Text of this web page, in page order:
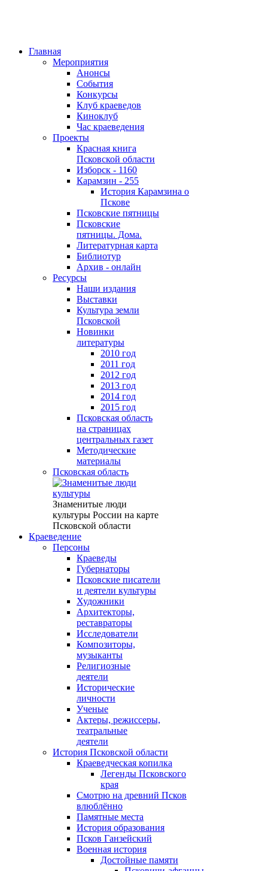
Главная
Мероприятия
Анонсы
События
Конкурсы
Клуб краеведов
Киноклуб
Час краеведения
Проекты
Красная книга
Псковской области
Изборск - 1160
Карамзин - 255
История Карамзина о
Пскове
Псковские пятницы
Псковские
пятницы. Дома.
Литературная карта
Библиотур
Архив - онлайн
Ресурсы
Наши издания
Выставки
Культура земли
Псковской
Новинки
литературы
2010 год
2011 год
2012 год
2013 год
2014 год
2015 год
Псковская область
на страницах
центральных газет
Методические
материалы
Псковская область
Знаменитые люди
культуры России на карте
Псковской области
Краеведение
Персоны
Краеведы
Губернаторы
Псковские писатели
и деятели культуры
Художники
Архитекторы,
реставраторы
Исследователи
Композиторы,
музыканты
Религиозные
деятели
Исторические
личности
Ученые
Актеры, режиссеры,
театральные
деятели
История Псковской области
Краеведческая копилка
Легенды Псковского
края
Смотрю на древний Псков
влюблённо
Памятные места
История образования
Псков Ганзейский
Военная история
Достойные памяти